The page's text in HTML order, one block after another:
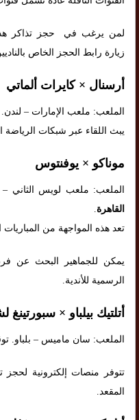
لمن يرغب في حجز تذاكر هذه
زيارة رابط الحجز الخاص
أرسنال × كايرات ألماتي
الملعب: ملعب الإمارات – لندن.
يبث اللقاء عبر شبكات
موناكو × يوفنتوس
الملعب: ملعب لويس الثاني –
القاهرة.
تعد هذه المواجهة من
يمكن للجماهير البحث عن
الرسمية للأندية.
أتلتيك بيلباو × سبورتينغ
الملعب: سان ماميس – بلباو.
تتوفر منصات إلكترونية لحجز
المقعد.